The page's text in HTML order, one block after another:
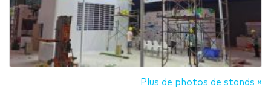
Plus de photos de stands »